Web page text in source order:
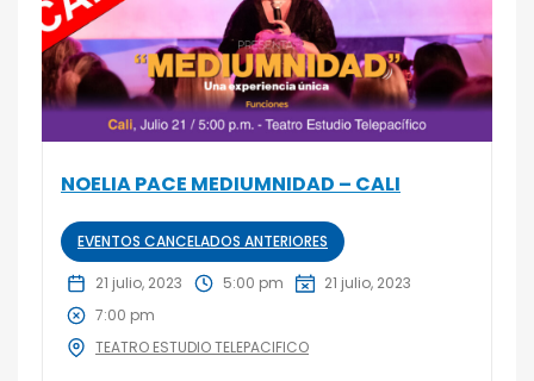
NOELIA PACE MEDIUMNIDAD – CALI
EVENTOS CANCELADOS ANTERIORES
21 julio, 2023 5:00 pm
21 julio, 2023
7:00 pm
TEATRO ESTUDIO TELEPACIFICO